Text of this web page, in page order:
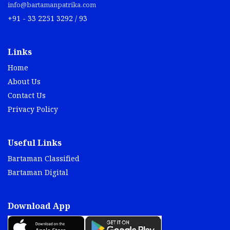
info@bartamanpatrika.com
+91 - 33 2251 3292 / 93
Links
Home
About Us
Contact Us
Privacy Policy
Useful Links
Bartaman Classified
Bartaman Digital
Download App